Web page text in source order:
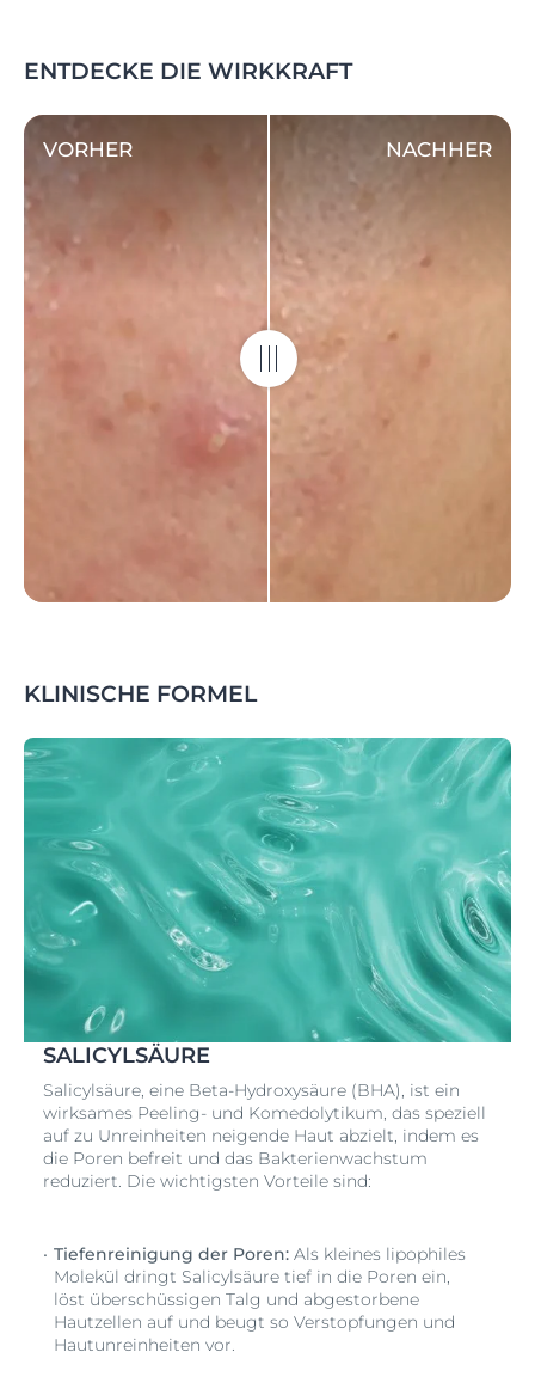
ENTDECKE DIE WIRKKRAFT
VORHER NACHHER
KLINISCHE FORMEL
SALICYLSÄURE
Salicylsäure, eine Beta-Hydroxysäure (BHA), ist ein
wirksames Peeling- und Komedolytikum, das speziell
auf zu Unreinheiten neigende Haut abzielt, indem es
die Poren befreit und das Bakterienwachstum
reduziert. Die wichtigsten Vorteile sind:
Tiefenreinigung der Poren: Als kleines lipophiles
Molekül dringt Salicylsäure tief in die Poren ein,
löst überschüssigen Talg und abgestorbene
Hautzellen auf und beugt so Verstopfungen und
Hautunreinheiten vor.